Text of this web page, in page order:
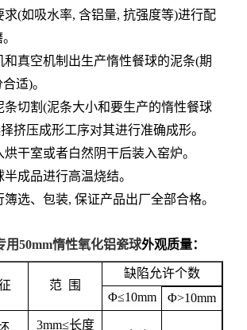
求(如吸水率, 含铝量, 抗强度等)进行配
和真空机制出生产惰性餐球的泥条(期
适)。
条切割(泥条大小和要生产的惰性餐球
挤压成形工序对其进行准确成形。
干室或者白然阴干后装入窑炉。
成品进行高温烧结。
选、包装, 保证产品出厂全部合格。
用50mm惰性氧化铝瓷球外观质量：
范 围
缺陷允许个数
Φ≤10mm Φ>10mm
3mm≤长度